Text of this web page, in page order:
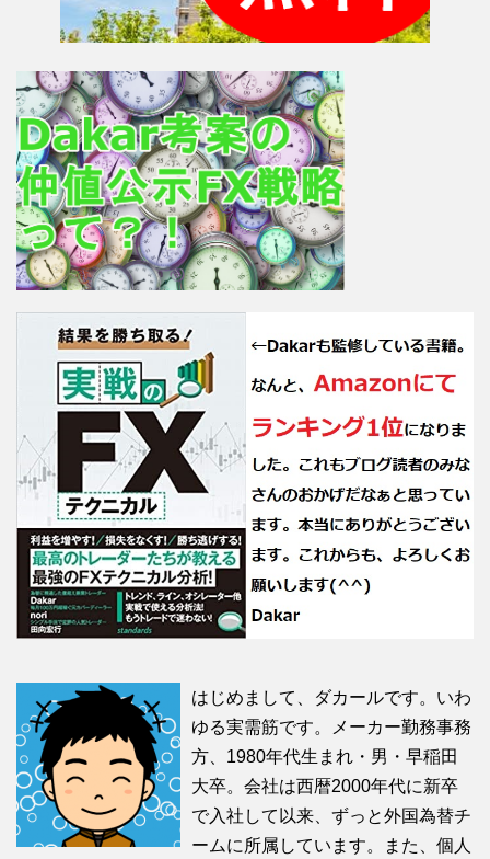
はじめまして、ダカールです。いわ
ゆる実需筋です。メーカー勤務事務
方、1980年代生まれ・男・早稲田
大卒。会社は西暦2000年代に新卒
で入社して以来、ずっと外国為替チ
ームに所属しています。また、個人